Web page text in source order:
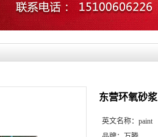
东营环氧砂浆
英文名称： paint